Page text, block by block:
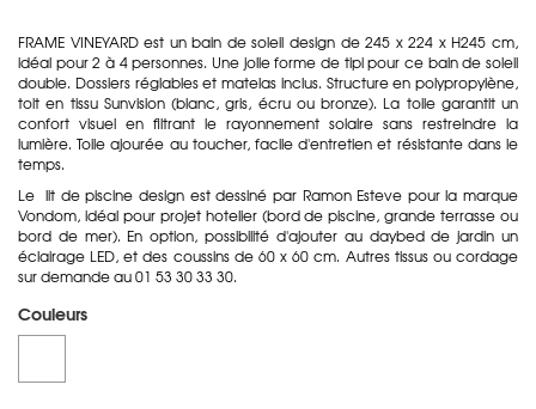
FRAME VINEYARD est un bain de soleil design de 245 x 224 x H245 cm,
idéal pour 2 à 4 personnes. Une jolie forme de tipi pour ce bain de soleil
double. Dossiers réglables et matelas inclus. Structure en polypropylène,
toit en tissu Sunvision (blanc, gris, écru ou bronze). La toile garantit un
confort visuel en filtrant le rayonnement solaire sans restreindre la
lumière.‎ Toile ajourée au toucher, facile d'entretien et résistante dans le
temps.
Le lit de piscine design est dessiné par Ramon Esteve pour la marque
Vondom, idéal pour projet hotelier (bord de piscine, grande terrasse ou
bord de mer). En option, possibilité d'ajouter au daybed de jardin un
éclairage LED, et des coussins de 60 x 60 cm. Autres tissus ou cordage
sur demande au 01 53 30 33 30.
Couleurs